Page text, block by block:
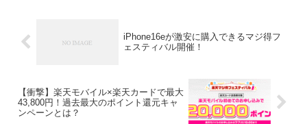
iPhone16eが激安に購入できるマジ得フ
ェスティバル開催！
【衝撃】楽天モバイル×楽天カードで最大
43,800円！過去最大のポイント還元キャ
ンペーンとは？